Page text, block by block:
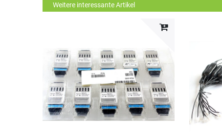
Weitere interessante Artikel